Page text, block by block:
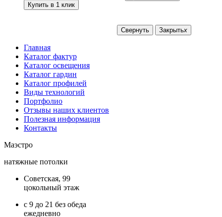
Купить в 1 клик
Свернуть Закрытьx
Главная
Каталог фактур
Каталог освещения
Каталог гардин
Каталог профилей
Виды технологий
Портфолио
Отзывы наших клиентов
Полезная информация
Контакты
Маэстро
натяжные потолки
Советская, 99
цокольный этаж
с 9 до 21 без обеда
ежедневно